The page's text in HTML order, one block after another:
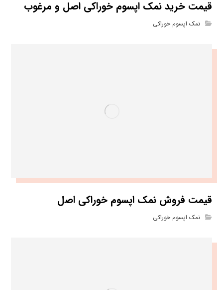
قیمت خرید نمک اپسوم خوراکی اصل و مرغوب
نمک اپسوم خوراکی
قیمت فروش نمک اپسوم خوراکی اصل
نمک اپسوم خوراکی